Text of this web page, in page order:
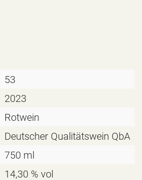
53
2023
Rotwein
Deutscher Qualitätswein QbA
750 ml
14,30 % vol